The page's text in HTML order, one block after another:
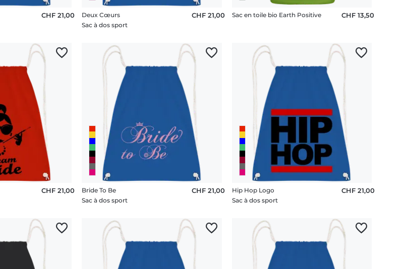
CHF 21,00
Deux Cœurs
Sac à dos sport
CHF 21,00 Sac en toile bio Earth Positive CHF 13,50
CHF 21,00
Bride To Be
Sac à dos sport
CHF 21,00
Hip Hop Logo
Sac à dos sport
CHF 21,00